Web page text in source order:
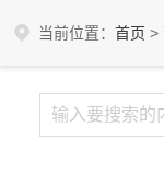
当前位置： 首页 >